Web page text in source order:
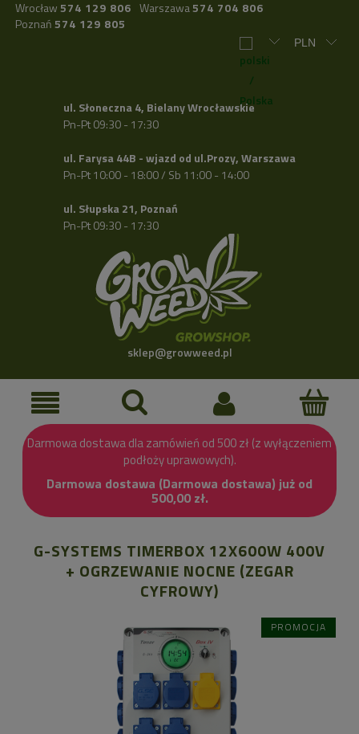
Wrocław 574 129 806 Warszawa574 704 806
Poznań 574 129 805
ul. Słoneczna 4, Bielany Wrocławskie
Pn-Pt 09:30 - 17:30
ul. Farysa 44B - wjazd od ul.Prozy, Warszawa
Pn-Pt 10:00 - 18:00 / Sb 11:00 - 14:00
ul. Słupska 21, Poznań
Pn-Pt 09:30 - 17:30
sklep@growweed.pl
Darmowa dostawa dla zamówień od 500 zł (z wyłączeniem
podłoży uprawowych).
Darmowa dostawa (Darmowa dostawa) już od
500,00 zł.
G-SYSTEMS TIMERBOX 12X600W 400V
+ OGRZEWANIE NOCNE (ZEGAR
CYFROWY)
PROMOCJA